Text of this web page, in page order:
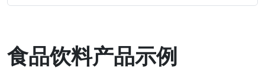
食品饮料产品示例